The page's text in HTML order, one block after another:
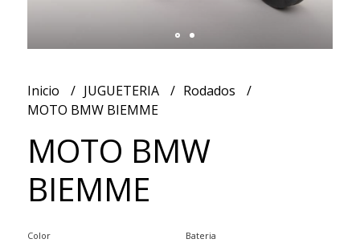
Inicio JUGUETERIA
Rodados
MOTO BMW BIEMME
MOTO BMW
BIEMME
Color Bateria